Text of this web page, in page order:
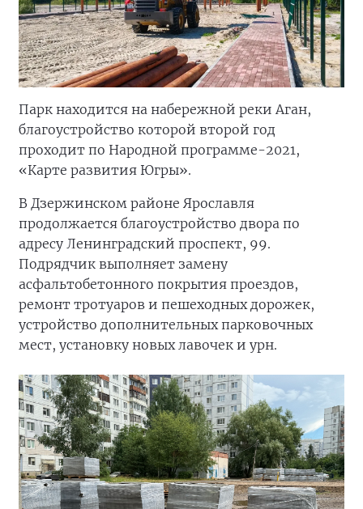
Парк находится на набережной реки Аган,
благоустройство которой второй год
проходит по Народной программе-2021,
«Карте развития Югры».
В Дзержинском районе Ярославля
продолжается благоустройство двора по
адресу Ленинградский проспект, 99.
Подрядчик выполняет замену
асфальтобетонного покрытия проездов,
ремонт тротуаров и пешеходных дорожек,
устройство дополнительных парковочных
мест, установку новых лавочек и урн.